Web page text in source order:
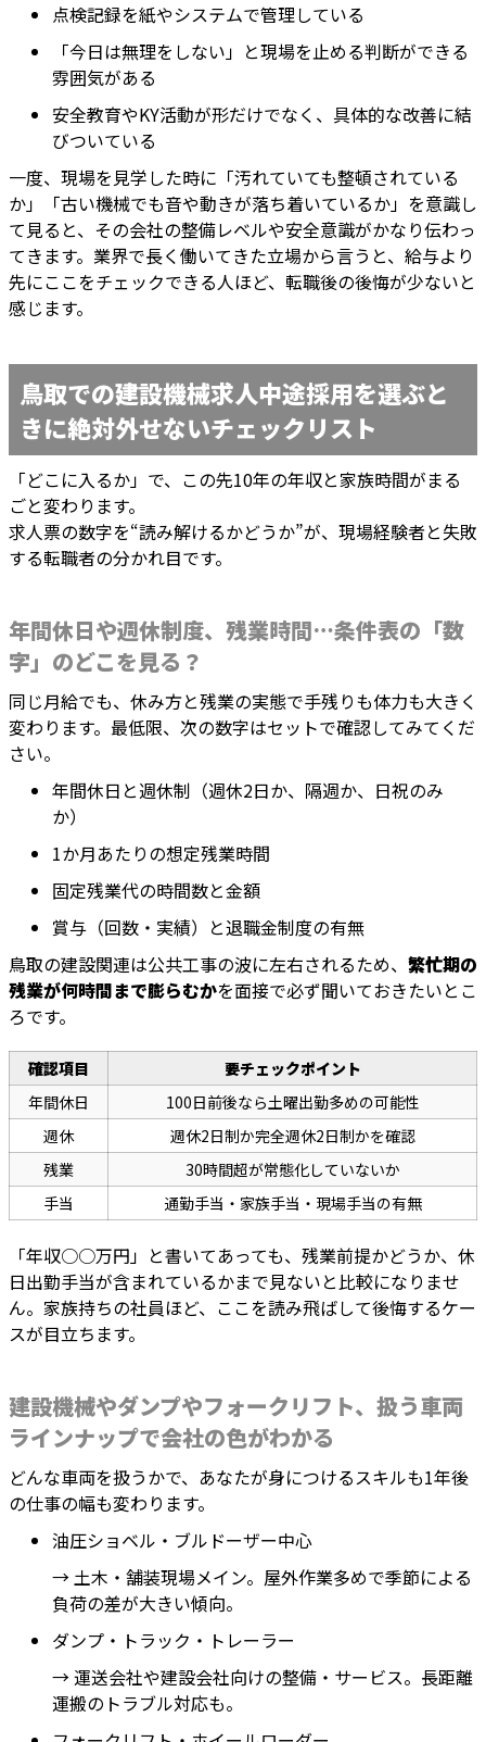
点検記録を紙やシステムで管理している
「今日は無理をしない」と現場を止める判断ができる
雰囲気がある
安全教育やKY活動が形だけでなく、具体的な改善に結
びついている
一度、現場を見学した時に「汚れていても整頓されている
か」「古い機械でも音や動きが落ち着いているか」を意識し
て見ると、その会社の整備レベルや安全意識がかなり伝わっ
てきます。業界で長く働いてきた立場から言うと、給与より
先にここをチェックできる人ほど、転職後の後悔が少ないと
感じます。
鳥取での建設機械求人中途採用を選ぶと
きに絶対外せないチェックリスト
「どこに入るか」で、この先10年の年収と家族時間がまる
ごと変わります。
求人票の数字を“読み解けるかどうか”が、現場経験者と失敗
する転職者の分かれ目です。
年間休日や週休制度、残業時間…条件表の「数
字」のどこを見る？
同じ月給でも、休み方と残業の実態で手残りも体力も大きく
変わります。最低限、次の数字はセットで確認してみてくだ
さい。
年間休日と週休制（週休2日か、隔週か、日祝のみ
か）
1か月あたりの想定残業時間
固定残業代の時間数と金額
賞与（回数・実績）と退職金制度の有無
鳥取の建設関連は公共工事の波に左右されるため、 繁忙期の
残業が何時間まで膨らむかを面接で必ず聞いておきたいとこ
ろです。
確認項目
要チェックポイント
年間休日
100日前後なら土曜出勤多めの可能性
週休
週休2日制か完全週休2日制かを確認
残業
30時間超が常態化していないか
手当
通勤手当・家族手当・現場手当の有無
「年収○○万円」と書いてあっても、残業前提かどうか、休
日出勤手当が含まれているかまで見ないと比較になりませ
ん。家族持ちの社員ほど、ここを読み飛ばして後悔するケー
スが目立ちます。
建設機械やダンプやフォークリフト、扱う車両
ラインナップで会社の色がわかる
どんな車両を扱うかで、あなたが身につけるスキルも1年後
の仕事の幅も変わります。
油圧ショベル・ブルドーザー中心
→ 土木・舗装現場メイン。屋外作業多めで季節による
負荷の差が大きい傾向。
ダンプ・トラック・トレーラー
→ 運送会社や建設会社向けの整備・サービス。長距離
運搬のトラブル対応も。